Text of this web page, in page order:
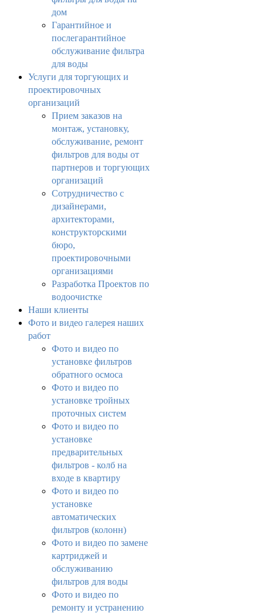
дом
Гарантийное и
послегарантийное
обслуживание фильтра
для воды
Услуги для торгующих и
проектировочных
организаций
Прием заказов на
монтаж, установку,
обслуживание, ремонт
фильтров для воды от
партнеров и торгующих
организаций
Сотрудничество с
дизайнерами,
архитекторами,
конструкторскими
бюро,
проектировочными
организациями
Разработка Проектов по
водоочистке
Наши клиенты
Фото и видео галерея наших
работ
Фото и видео по
установке фильтров
обратного осмоса
Фото и видео по
установке тройных
проточных систем
Фото и видео по
установке
предварительных
фильтров - колб на
входе в квартиру
Фото и видео по
установке
автоматических
фильтров (колонн)
Фото и видео по замене
картриджей и
обслуживанию
фильтров для воды
Фото и видео по
ремонту и устранению